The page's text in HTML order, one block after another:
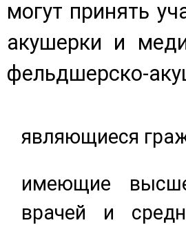
могут принять
акушерки и
фельдшерско-
являющиеся
имеющие
врачей и